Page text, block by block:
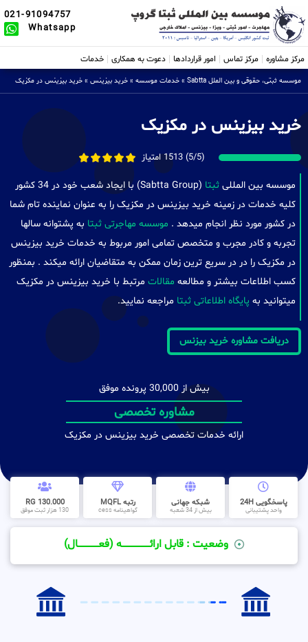
021-91094757
Whatsapp
مرکز مشاوره مرکز تماس امور قراردادها دعوت به همکاری خدمات
موسسه ثبتی، حقوقی و بین الملل Sabtta » خدمات موسسه » خرید بیزینس » خرید بیزینس در مکزیک
خرید بیزینس در مکزیک
(5/5) 1513 امتیاز
موسسه بین المللی ثبتا
(Sabtta Group) با ایجاد شعب خود در 34 کشور
کلیه خدمات در زمینه خرید بیزینس در مکزیک را به عنوان نماینده تام شما
در کشور مورد نظر انجام میدهد . موسسه مهاجرتی ثبتا به پشتوانه سالها
تجربه و کادر مجرب و متخصص تمامی امور مربوط به خدمات خرید بیزینس
در مکزیک را در در سریع ترین زمان ممکن به متقاضیان ارائه میکند . بمنظور
کسب اطلاعات بیشتر و مطالعه مقالات مرتبط با خرید بیزینس در مکزیک
میتوانید به پایگاه اطلاعاتی ثبتا مراجعه نمایید.
دریافت مشاوره خرید بیزنس
بیش از 30,000 پرونده موفق
مشاوره تخصصی
ارائه خدمات تخصصی خرید بیزینس در مکزیک
پاسخگویی 24H
واحد پشتیبانی
شبکه جهانی
بیش از 34 شعبه
رتبه MQFL
گواهینامه cess
130.000 RG
130 هزار ثبت موفق
وضعیت : قابل ارائــــــــــــــــــــه (فعـــــــــــــــال)